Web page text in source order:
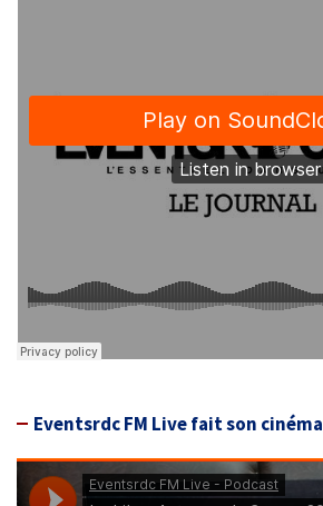
Eventsrdc FM Live fait son cinéma